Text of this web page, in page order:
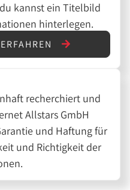
kannst ein Titelbild
hinterlegen.
recherchiert und
Allstars GmbH
und Haftung für
und Richtigkeit der